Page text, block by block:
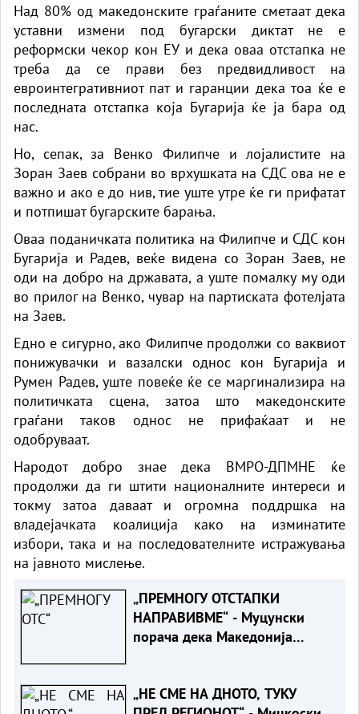
Над 80% од македонските граѓаните сметаат дека
уставни измени под бугарски диктат не е
реформски чекор кон ЕУ и дека оваа отстапка не
треба да се прави без предвидливост на
евроинтегративниот пат и гаранции дека тоа ќе е
последната отстапка која Бугарија ќе ја бара од
нас.
Но, сепак, за Венко Филипче и лојалистите на
Зоран Заев собрани во врхушката на СДС ова не е
важно и ако е до нив, тие уште утре ќе ги прифатат
и потпишат бугарските барања.
Оваа поданичката политика на Филипче и СДС кон
Бугарија и Радев, веќе видена со Зоран Заев, не
оди на добро на државата, а уште помалку му оди
во прилог на Венко, чувар на партиската фотелјата
на Заев.
Едно е сигурно, ако Филипче продолжи со ваквиот
понижувачки и вазалски однос кон Бугарија и
Румен Радев, уште повеќе ќе се маргинализира на
политичката сцена, затоа што македонските
граѓани таков однос не прифаќаат и не
одобруваат.
Народот добро знае дека ВМРО-ДПМНЕ ќе
продолжи да ги штити националните интереси и
токму затоа даваат и огромна поддршка на
владејачката коалиција како на изминатите
избори, така и на последователните истражувања
на јавното мислење.
„ПРЕМНОГУ ОТСТАПКИ
НАПРАВИВМЕ“ - Муцунски
порача дека Македонија
Софија
„НЕ СМЕ НА ДНОТО, ТУКУ